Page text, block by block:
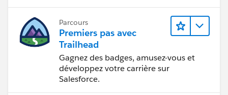
Parcours
Premiers pas avec
Trailhead
Gagnez des badges, amusez-vous et
développez votre carrière sur
Salesforce.